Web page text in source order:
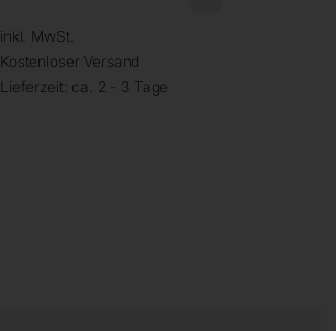
inkl. MwSt.
Kostenloser Versand
Lieferzeit: ca. 2 - 3 Tage